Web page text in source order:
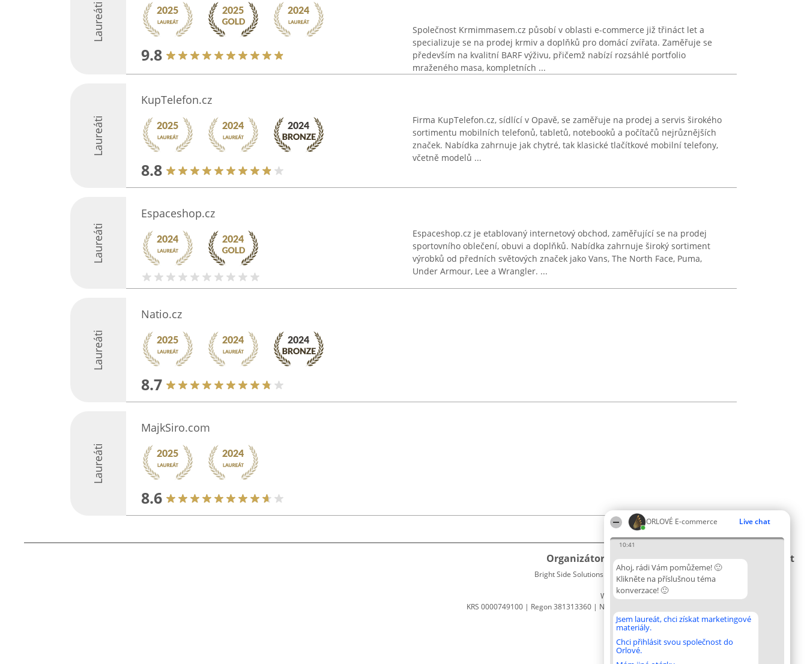
ORLOVÉ E-commerce Live chat
10:41
Ahoj, rádi Vám pomůžeme! 🙂
Klikněte na příslušnou téma
konverzace! 🙂
Jsem laureát, chci získat marketingové
materiály.
Chci přihlásit svou společnost do
Orlové.
Laureáti
9.8
Společnost Krmimmasem.cz působí v oblasti e-commerce již třináct let a
specializuje se na prodej krmiv a doplňků pro domácí zvířata. Zaměřuje se
především na kvalitní BARF výživu, přičemž nabízí rozsáhlé portfolio
mraženého masa, kompletních ...
Laureáti
KupTelefon.cz
8.8
Firma KupTelefon.cz, sídlící v Opavě, se zaměřuje na prodej a servis širokého
sortimentu mobilních telefonů, tabletů, notebooků a počítačů nejrůznějších
značek. Nabídka zahrnuje jak chytré, tak klasické tlačítkové mobilní telefony,
včetně modelů ...
Laureáti
Espaceshop.cz
Espaceshop.cz je etablovaný internetový obchod, zaměřující se na prodej
sportovního oblečení, obuvi a doplňků. Nabídka zahrnuje široký sortiment
výrobků od předních světových značek jako Vans, The North Face, Puma,
Under Armour, Lee a Wrangler. ...
Laureáti
Natio.cz
8.7
Laureáti
MajkSiro.com
8.6
Organizátor hlasování
Bright Side Solutions sp. z o. o. sp. k.
ul. Ruska 22
Wrocław 50-079
KRS 0000749100 | Regon 381313360 | NIP 8943132676
Plebiscyt
Vítězové
Seznam
Zásady
Zásady
ochrany
Kontakt